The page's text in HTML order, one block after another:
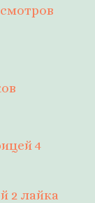
4
2 лайка